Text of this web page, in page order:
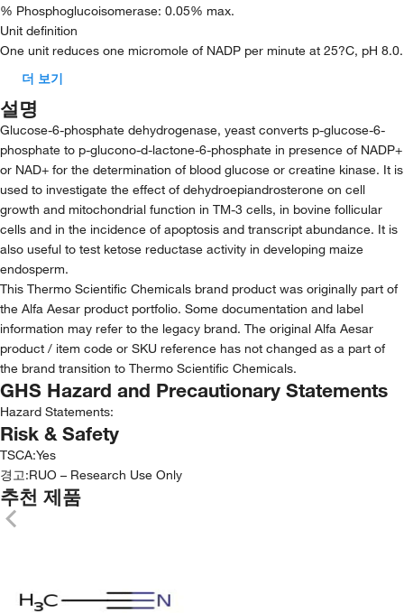
% Phosphoglucoisomerase: 0.05% max.
Unit definition
One unit reduces one micromole of NADP per minute at 25?C, pH 8.0.
더 보기
설명
Glucose-6-phosphate dehydrogenase, yeast converts p-glucose-6-
phosphate to p-glucono-d-lactone-6-phosphate in presence of NADP+
or NAD+ for the determination of blood glucose or creatine kinase. It is
used to investigate the effect of dehydroepiandrosterone on cell
growth and mitochondrial function in TM-3 cells, in bovine follicular
cells and in the incidence of apoptosis and transcript abundance. It is
also useful to test ketose reductase activity in developing maize
endosperm.
This Thermo Scientific Chemicals brand product was originally part of
the Alfa Aesar product portfolio. Some documentation and label
information may refer to the legacy brand. The original Alfa Aesar
product / item code or SKU reference has not changed as a part of
the brand transition to Thermo Scientific Chemicals.
GHS Hazard and Precautionary Statements
Hazard Statements:
Risk & Safety
TSCA:Yes
경고:RUO – Research Use Only
추천 제품